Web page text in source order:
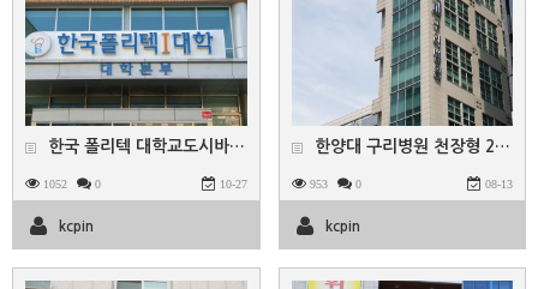
한국 폴리텍 대학교도시바 천장형 225대
1052 0 10-27
kcpin
한양대 구리병원 천장형 283
953 0 08-13
kcpin